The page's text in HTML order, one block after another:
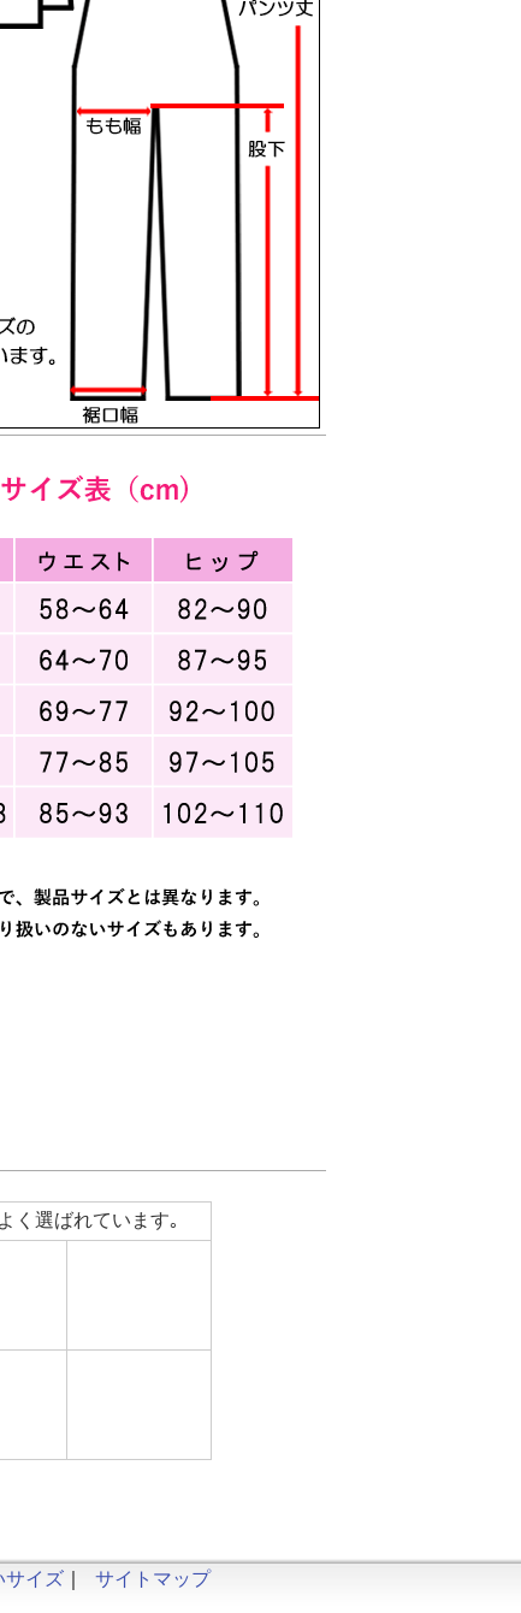
く選ばれています｡
サイズ ｜ サイトマップ